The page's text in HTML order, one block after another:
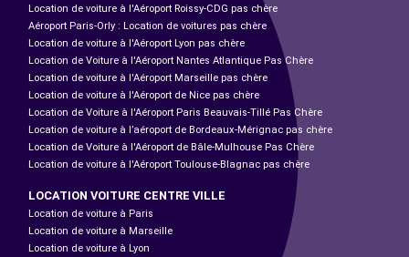
Location de voiture à l'Aéroport Roissy-CDG pas chère
Aéroport Paris-Orly : Location de voitures pas chère
Location de voiture à l'Aéroport Lyon pas chère
Location de Voiture à l'Aéroport Nantes Atlantique Pas Chère
Location de voiture à l'Aéroport Marseille pas chère
Location de voiture à l'Aéroport de Nice pas chère
Location de Voiture à l'Aéroport Paris Beauvais-Tillé Pas Chère
Location de voiture à l’aéroport de Bordeaux-Mérignac pas chère
Location de Voiture à l'Aéroport de Bâle-Mulhouse Pas Chère
Location de voiture à l'Aéroport Toulouse-Blagnac pas chère
LOCATION VOITURE CENTRE VILLE
Location de voiture à Paris
Location de voiture à Marseille
Location de voiture à Lyon